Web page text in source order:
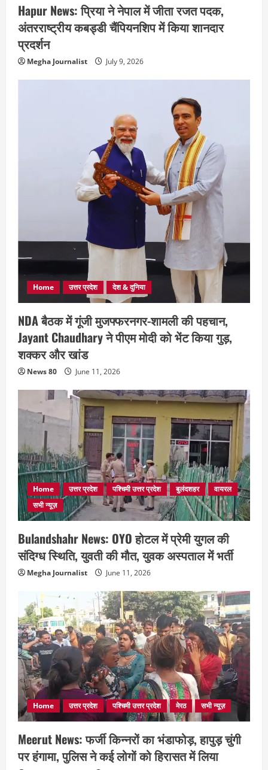
Hapur News: प्रिया ने नेपाल में जीता रजत पदक,
अंतरराष्ट्रीय कबड्डी चैंपियनशिप में किया शानदार
प्रदर्शन
Megha Journalist July 9, 2026
Home उत्तर प्रदेश देश & दुनिया
NDA बैठक में गूंजी मुजफ्फरनगर-शामली की पहचान,
Jayant Chaudhary ने पीएम मोदी को भेंट किया गुड़,
शक्कर और खांड
News 80 June 11, 2026
Home उत्तर प्रदेश पश्चिमी उत्तर प्रदेश बुलंदशहर
वायरल
सभी न्यूज़
Bulandshahr News: OYO होटल में प्रेमी युगल की
संदिग्ध स्थिति, युवती की मौत, युवक अस्पताल में भर्ती
Megha Journalist June 11, 2026
Home उत्तर प्रदेश पश्चिमी उत्तर प्रदेश मेरठ सभी न्यूज़
Meerut News: फर्जी किन्नरों का भंडाफोड़, हापुड़ चुंगी
पर हंगामा, पुलिस ने कई लोगों को हिरासत में लिया